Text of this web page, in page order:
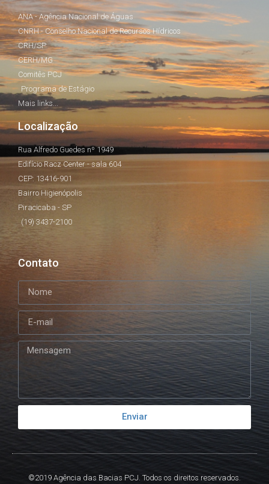
ANA - Agência Nacional de Águas
CNRH - Conselho Nacional de Recursos Hídricos
CRH/SP
CERH/MG
Comitês PCJ
Programa de Estágio
Mais links...
Localização
Rua Alfredo Guedes nº 1949
Edifício Racz Center - sala 604
CEP: 13416-901
Bairro Higienópolis
Piracicaba - SP
(19) 3437-2100
Contato
Enviar
©2019 Agência das Bacias PCJ. Todos os direitos reservados.